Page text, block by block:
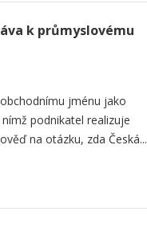
k průmyslovému
jménu jako
podnikatel realizuje
na otázku, zda Česká...